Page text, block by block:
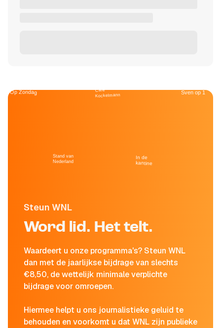
Steun WNL
Word lid. Het telt.
Waardeert u onze programma's? Steun WNL
dan met de jaarlijkse bijdrage van slechts
€8,50, de wettelijk minimale verplichte
bijdrage voor omroepen.
Hiermee helpt u ons journalistieke geluid te
behouden en voorkomt u dat WNL zijn publieke
Op Zondag
Stand van
Nederland
Café
Kockelmann
In de
kantine
Sven op 1